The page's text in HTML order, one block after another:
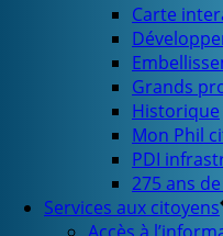
Carte
Grands
Historique
Mon Phil
PDI
275 ans
Services aux citoyens